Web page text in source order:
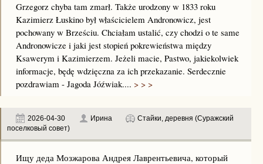
Grzegorz chyba tam zmarł. Także urodzony w 1833 roku
Kazimierz Łuskino był właścicielem Andronowicz, jest
pochowany w Brześciu. Chciałam ustalić, czy chodzi o te same
Andronowicze i jaki jest stopień pokrewieństwa między
Ksawerym i Kazimierzem. Jeżeli macie, Pastwo, jakiekolwiek
informacje, będę wdzięczna za ich przekazanie. Serdecznie
pozdrawiam - Jagoda Jóźwiak.... > > >
2026-04-30 Ирина
Стайки, деревня (Суражский
поселковый совет)
Ищу деда Мозжарова Андрея Лаврентьевича, который